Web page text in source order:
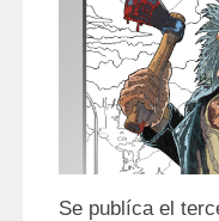
Se publíca el